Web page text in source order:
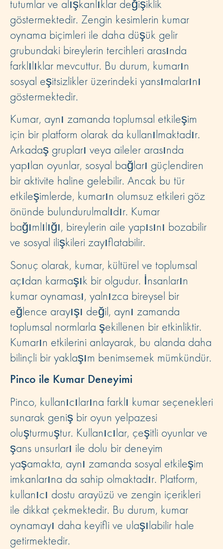
tutumlar ve alışkanlıklar değişiklik
göstermektedir. Zengin kesimlerin kumar
oynama biçimleri ile daha düşük gelir
grubundaki bireylerin tercihleri arasında
farklılıklar mevcuttur. Bu durum, kumarın
sosyal eşitsizlikler üzerindeki yansımalarını
göstermektedir.
Kumar, aynı zamanda toplumsal etkileşim
için bir platform olarak da kullanılmaktadır.
Arkadaş grupları veya aileler arasında
yapılan oyunlar, sosyal bağları güçlendiren
bir aktivite haline gelebilir. Ancak bu tür
etkileşimlerde, kumarın olumsuz etkileri göz
önünde bulundurulmalıdır. Kumar
bağımlılığı, bireylerin aile yapısını bozabilir
ve sosyal ilişkileri zayıflatabilir.
Sonuç olarak, kumar, kültürel ve toplumsal
açıdan karmaşık bir olgudur. İnsanların
kumar oynaması, yalnızca bireysel bir
eğlence arayışı değil, aynı zamanda
toplumsal normlarla şekillenen bir etkinliktir.
Kumarın etkilerini anlayarak, bu alanda daha
bilinçli bir yaklaşım benimsemek mümkündür.
Pinco ile Kumar Deneyimi
Pinco, kullanıcılarına farklı kumar seçenekleri
sunarak geniş bir oyun yelpazesi
oluşturmuştur. Kullanıcılar, çeşitli oyunlar ve
şans unsurları ile dolu bir deneyim
yaşamakta, aynı zamanda sosyal etkileşim
imkanlarına da sahip olmaktadır. Platform,
kullanıcı dostu arayüzü ve zengin içerikleri
ile dikkat çekmektedir. Bu durum, kumar
oynamayı daha keyifli ve ulaşılabilir hale
getirmektedir.